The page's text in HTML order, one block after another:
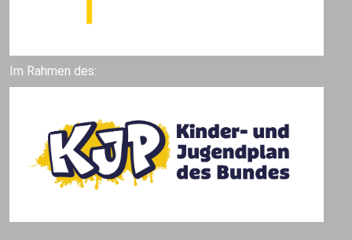
Im Rahmen des: